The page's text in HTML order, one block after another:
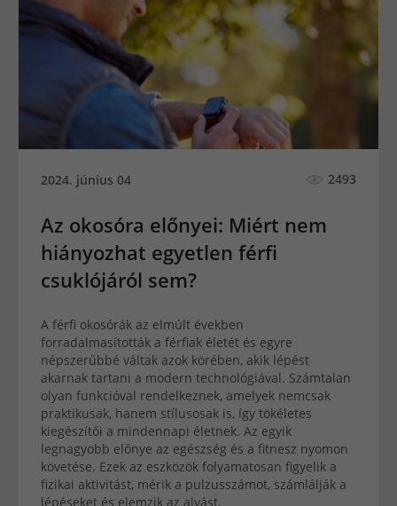
2024. június 04 2493
Az okosóra előnyei: Miért nem
hiányozhat egyetlen férfi
csuklójáról sem?
A férfi okosórák az elmúlt években
forradalmasították a férfiak életét és egyre
népszerűbbé váltak azok körében, akik lépést
akarnak tartani a modern technológiával. Számtalan
olyan funkcióval rendelkeznek, amelyek nemcsak
praktikusak, hanem stílusosak is, így tökéletes
kiegészítői a mindennapi életnek. Az egyik
legnagyobb előnye az egészség és a fitnesz nyomon
követése. Ezek az eszközök folyamatosan figyelik a
fizikai aktivitást, mérik a pulzusszámot, számlálják a
lépéseket és elemzik az alvást.